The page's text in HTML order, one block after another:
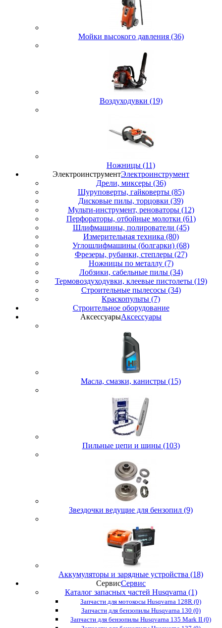
Мойки высокого давления (36)
Воздуходувки (19)
Ножницы (11)
ЭлектроинструментЭлектроинструмент
Дрели, миксеры (36)
Шуруповерты, гайковерты (85)
Дисковые пилы, торцовки (39)
Мульти-инструмент, реноваторы (12)
Перфораторы, отбойные молотки (61)
Шлифмашины, полирователи (45)
Измерительная техника (80)
Углошлифмашины (болгарки) (68)
Фрезеры, рубанки, степлеры (27)
Ножницы по металлу (7)
Лобзики, сабельные пилы (34)
Термовоздуходувки, клеевые пистолеты (19)
Строительные пылесосы (34)
Краскопульты (7)
Строительное оборудование
АксессуарыАксессуары
Масла, смазки, канистры (15)
Пильные цепи и шины (103)
Звездочки ведущие для бензопил (9)
Аккумуляторы и зарядные устройства (18)
СервисСервис
Каталог запасных частей Husqvarna (1)
Запчасти для мотокосы Husqvarna 128R (0)
Запчасти для бензопилы Husqvarna 130 (0)
Запчасти для бензопилы Husqvarna 135 Mark II (0)